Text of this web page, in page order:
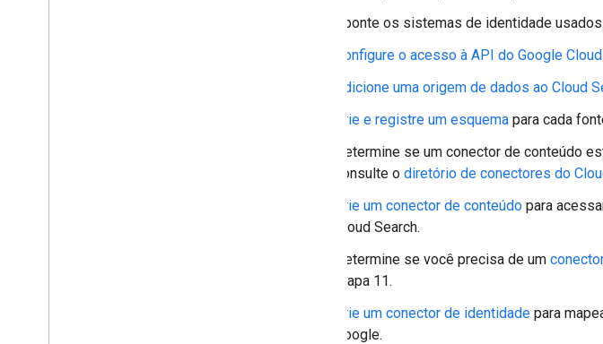
Aponte os sistemas de identidade
Configure o acesso à API do Google
Adicione uma origem de dados ao Cloud
Crie e registre um esquema para cada
Determine se um conector de conteúdo
consulte o diretório de conectores do
Crie um conector de conteúdo para
Cloud Search.
Determine se você precisa de um
etapa 11.
Crie um conector de identidade para
Google.